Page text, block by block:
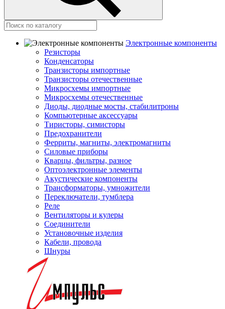
Электронные компоненты
Резисторы
Конденсаторы
Транзисторы импортные
Транзисторы отечественные
Микросхемы импортные
Микросхемы отечественные
Диоды, диодные мосты, стабилитроны
Компьютерные аксессуары
Тиристоры, симисторы
Предохранители
Ферриты, магниты, электромагниты
Силовые приборы
Кварцы, фильтры, разное
Оптоэлектронные элементы
Акустические компоненты
Трансформаторы, умножители
Переключатели, тумблера
Реле
Вентиляторы и кулеры
Соединители
Установочные изделия
Кабели, провода
Шнуры